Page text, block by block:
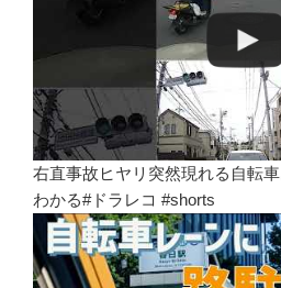
右直事故ヒヤリ突然現れる自転車
わかる#ドラレコ #shorts